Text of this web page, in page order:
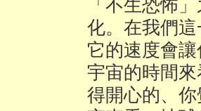
化。在我們
它的速度會
宇宙的時間
得開心的、